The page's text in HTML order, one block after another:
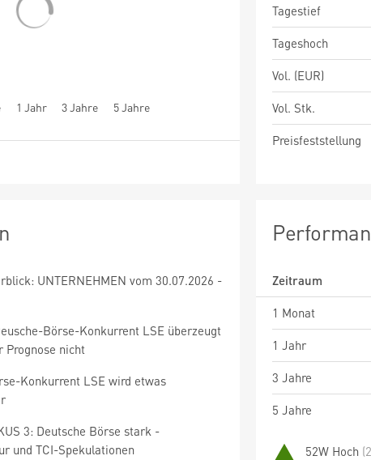
1 Jahr 3 Jahre 5 Jahre
Tagestief
Tageshoch
Vol. (EUR)
Vol. Stk.
Preisfeststellung
UNTERNEHMEN vom 30.07.2026 -
Börse-Konkurrent LSE überzeugt
Prognose nicht
Konkurrent LSE wird etwas
3: Deutsche Börse stark -
und TCI-Spekulationen
Zeitraum
1 Monat
1 Jahr
3 Jahre
5 Jahre
52W Hoch